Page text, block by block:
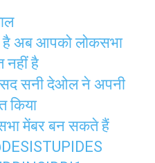
है अब आपको लोकसभा
नहीं है
सनी देओल ने अपनी
किया
मेंबर बन सकते हैं